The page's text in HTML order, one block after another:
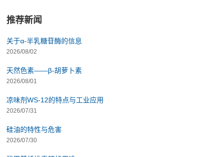
推荐新闻
关于α-半乳糖苷酶的信息
2026/08/02
天然色素——β-胡萝卜素
2026/08/01
凉味剂WS-12的特点与工业应用
2026/07/31
硅油的特性与危害
2026/07/30